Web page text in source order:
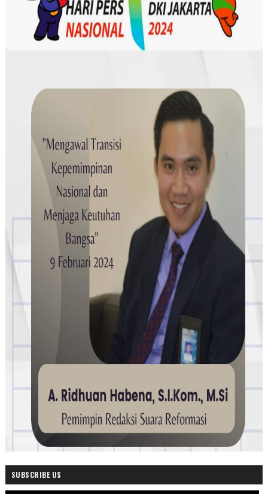
SUBSCRIBE US